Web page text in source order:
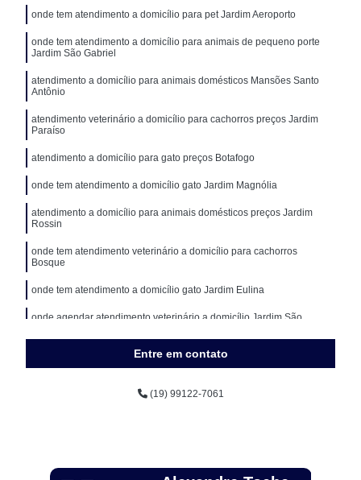
onde tem atendimento a domicílio para pet Jardim Aeroporto
onde tem atendimento a domicílio para animais de pequeno porte
Jardim São Gabriel
atendimento a domicílio para animais domésticos Mansões Santo
Antônio
atendimento veterinário a domicílio para cachorros preços Jardim
Paraíso
atendimento a domicílio para gato preços Botafogo
onde tem atendimento a domicílio gato Jardim Magnólia
atendimento a domicílio para animais domésticos preços Jardim
Rossin
onde tem atendimento veterinário a domicílio para cachorros
Bosque
onde tem atendimento a domicílio gato Jardim Eulina
onde agendar atendimento veterinário a domicílio Jardim São
Entre em contato
(19) 99122-7061